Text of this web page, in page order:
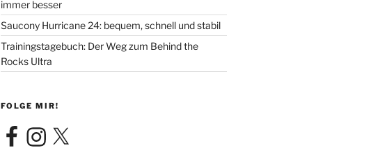
immer besser
Saucony Hurricane 24: bequem, schnell und stabil
Trainingstagebuch: Der Weg zum Behind the
Rocks Ultra
FOLGE MIR!
FacebookInstagram
X